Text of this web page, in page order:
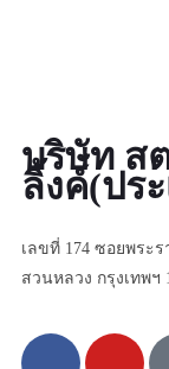
บริษัท ส
ลิ้งค์(ปร
เลขที่ 174 ซอยพระ
สวนหลวง กรุงเทพฯ